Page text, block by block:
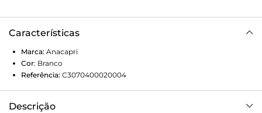
Características
Marca: Anacapri
Cor: Branco
Referência: C3070400020004
Descrição